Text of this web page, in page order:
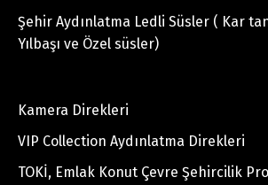
Şehir Aydınlatma Ledli Süsler ( Kar
Yılbaşı ve Özel süsler)
Kamera Direkleri
VIP Collection Aydınlatma Direkleri
TOKİ, Emlak Konut Çevre Şehircilik